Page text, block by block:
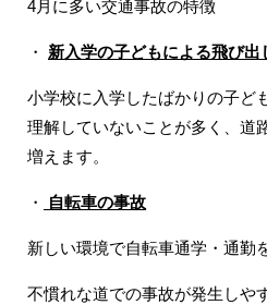
4月に多い交通事故の特徴
・ 新入学の子どもによる飛び出
小学校に入学したばかりの子ど
理解していないことが多く、道
増えます。
・ 自転車の事故
新しい環境で自転車通学・通勤
不慣れな道での事故が発生しや